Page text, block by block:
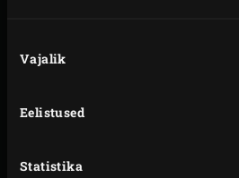
valik
Vajalik
Eelistused
Statistika
rulli tainas nii suurelt lahti,
põhi kui ka servad. Pane
üle servade ulatuda). Tee
Täida tainaga vooderdatud